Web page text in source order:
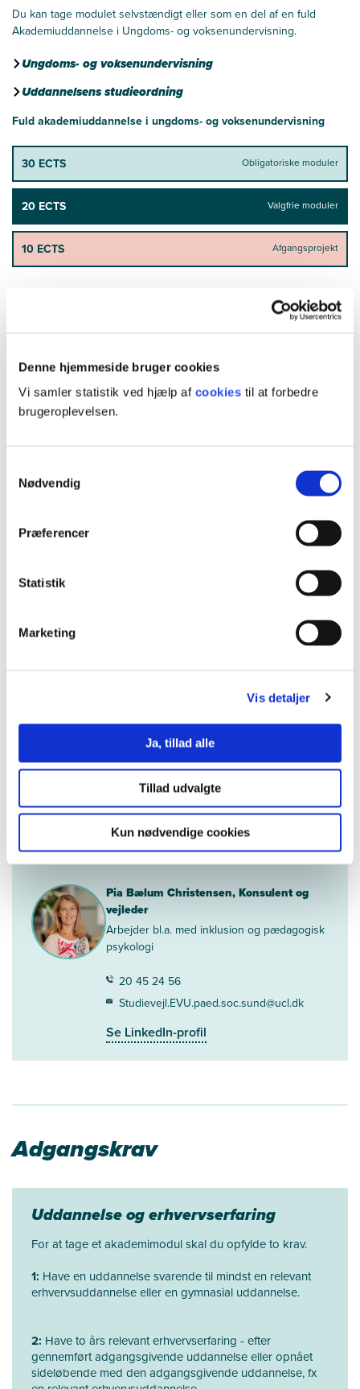
Denne hjemmeside bruger cookies
Vi samler statistik ved hjælp af cookies til at forbedre
brugeroplevelsen.
Nødvendig
Præferencer
Statistik
Marketing
Vis detaljer
Ja, tillad alle
Tillad udvalgte
Kun nødvendige cookies
Du kan tage modulet selvstændigt eller som en del af en fuld
Akademiuddannelse i Ungdoms- og voksenundervisning.
Ungdoms- og voksenundervisning
Uddannelsens studieordning
Fuld akademiuddannelse i ungdoms- og voksenundervisning
30 ECTS Obligatoriske moduler
20 ECTS Valgfrie moduler
10 ECTS Afgangsprojekt
Se muligheder for
tilskud til
Kontakt
Faglig vejledning
Lektor og uddannelsesfaglig koordinator
30 46 18 67
trli@ucl.dk
Se LinkedIn-profil
Vejledning om tilmelding
Pia Bælum Christensen, Konsulent og
vejleder
Arbejder bl.a. med inklusion og pædagogisk
psykologi
20 45 24 56
Studievejl.EVU.paed.soc.sund@ucl.dk
Se LinkedIn-profil
Adgangskrav
Uddannelse og erhvervserfaring
For at tage et akademimodul skal du opfylde to krav.
1: Have en uddannelse svarende til mindst en relevant
erhvervsuddannelse eller en gymnasial uddannelse.
2: Have to års relevant erhvervserfaring - efter
gennemført adgangsgivende uddannelse eller opnået
sideløbende med den adgangsgivende uddannelse, fx